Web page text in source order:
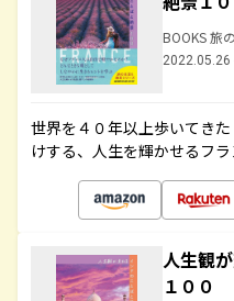
BOOKS 旅
2022.05.26
世界を４０年以上歩いてき
けする、人生を輝かせるフ
人生観
１００